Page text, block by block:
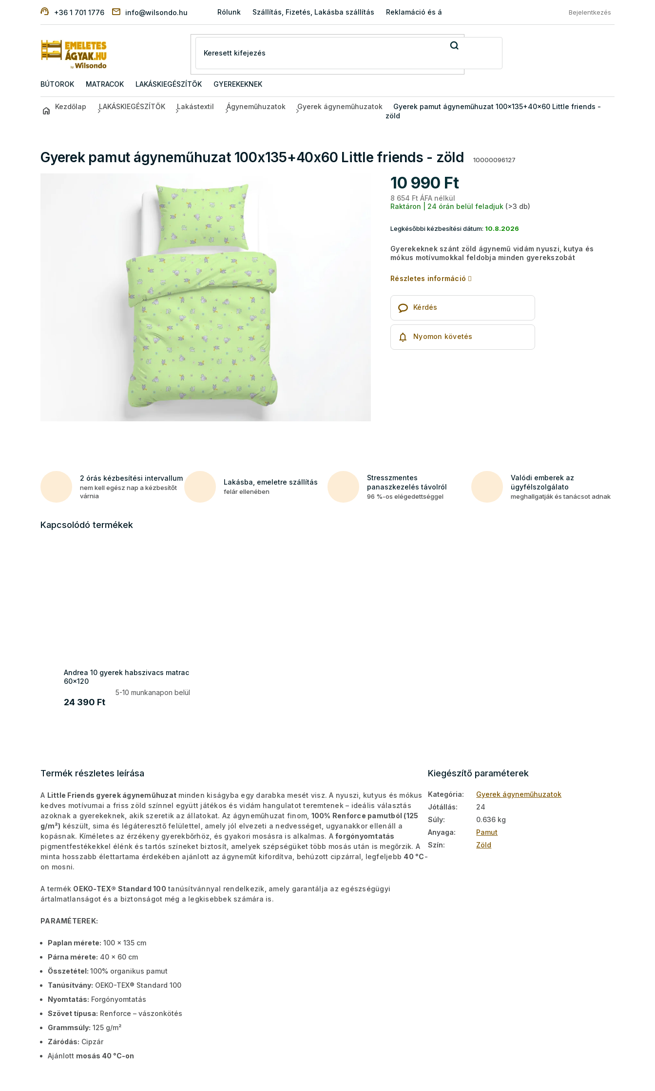
+36 1 701 1776 info@wilsondo.hu Rólunk Szállítás, Fizetés, Lakásba szállítás Reklamáció és áru visszaküldése Általános Szerződési Feltételek
Bejelentkezés
BÚTOROK MATRACOK LAKÁSKIEGÉSZÍTŐK GYEREKEKNEK
Kezdőlap LAKÁSKIEGÉSZÍTŐK Lakástextil Ágyneműhuzatok Gyerek ágyneműhuzatok
Gyerek pamut ágyneműhuzat 100x135+40x60 Little friends -
zöld
Gyerek pamut ágyneműhuzat 100x135+40x60 Little friends - zöld 10000096127
10 990 Ft
8 654 Ft ÁFA nélkül
Raktáron | 24 órán belül feladjuk (>3 db)
Legkésőbbi kézbesítési dátum: 10.8.2026
Gyerekeknek szánt zöld ágynemű vidám nyuszi, kutya és
mókus motívumokkal feldobja minden gyerekszobát
Részletes információ
Kérdés
Nyomon követés
2 órás kézbesítési intervallum
nem kell egész nap a kézbesítőt
várnia
Lakásba, emeletre szállítás
felár ellenében
Stresszmentes
panaszkezelés távolról
96 %-os elégedettséggel
Valódi emberek az
ügyfélszolgálato
meghallgatják és tanácsot adnak
Kapcsolódó termékek
Andrea 10 gyerek habszivacs matrac
60x120
5-10 munkanapon belül
24 390 Ft
Termék részletes leírása
A Little Friends gyerek ágyneműhuzat minden kiságyba egy darabka mesét visz. A nyuszi, kutyus és mókus
kedves motívumai a friss zöld színnel együtt játékos és vidám hangulatot teremtenek – ideális választás
azoknak a gyerekeknek, akik szeretik az állatokat. Az ágyneműhuzat finom, 100% Renforce pamutból (125
g/m²) készült, sima és légáteresztő felülettel, amely jól elvezeti a nedvességet, ugyanakkor ellenáll a
kopásnak. Kíméletes az érzékeny gyerekbőrhöz, és gyakori mosásra is alkalmas. A forgónyomtatás
pigmentfestékekkel élénk és tartós színeket biztosít, amelyek szépségüket több mosás után is megőrzik. A
minta hosszabb élettartama érdekében ajánlott az ágyneműt kifordítva, behúzott cipzárral, legfeljebb 40 °C-
on mosni.
A termék OEKO-TEX® Standard 100 tanúsítvánnyal rendelkezik, amely garantálja az egészségügyi
ártalmatlanságot és a biztonságot még a legkisebbek számára is.
PARAMÉTEREK:
Paplan mérete: 100 x 135 cm
Párna mérete: 40 x 60 cm
Összetétel: 100% organikus pamut
Tanúsítvány: OEKO-TEX® Standard 100
Nyomtatás: Forgónyomtatás
Szövet típusa: Renforce – vászonkötés
Grammsúly: 125 g/m²
Záródás: Cipzár
Ajánlott mosás 40 °C-on
Kiegészítő paraméterek
Kategória:
Gyerek ágyneműhuzatok
Jótállás:
24
Súly:
0.636 kg
Anyaga:
Pamut
Szín: Zöld